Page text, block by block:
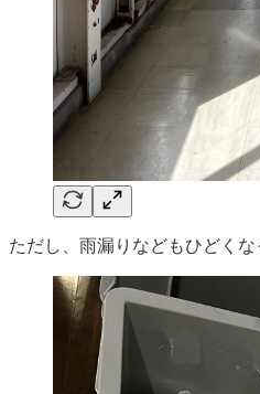
ただし、雨漏りなどもひどく